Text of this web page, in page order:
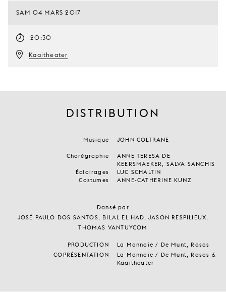
SAM 04 MARS 2017
20:30
Kaaitheater
DISTRIBUTION
Musique JOHN COLTRANE
Chorégraphie
ANNE TERESA DE
KEERSMAEKER, SALVA SANCHIS
Éclairages
LUC SCHALTIN
Costumes
ANNE-CATHERINE KUNZ
Dansé par
JOSÉ PAULO DOS SANTOS, BILAL EL HAD, JASON RESPILIEUX,
THOMAS VANTUYCOM
PRODUCTION
La Monnaie / De Munt, Rosas
COPRÉSENTATION
La Monnaie / De Munt, Rosas &
Kaaitheater